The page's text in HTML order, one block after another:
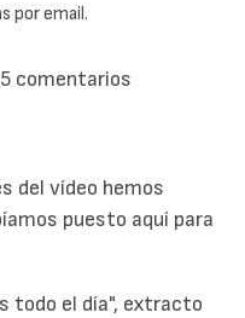
comentarios
del vídeo hemos
puesto aquí para
todo el día", extracto
por email.